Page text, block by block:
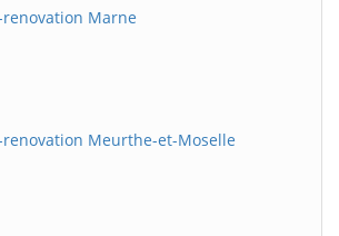
Marne
renovation Meurthe-et-Moselle